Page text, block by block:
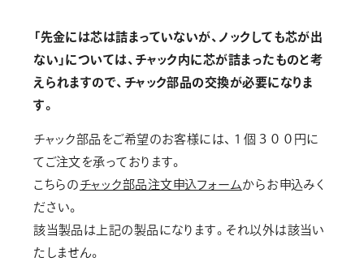
「先金には芯は詰まっていないが、ノックしても芯が出
ない」については、チャック内に芯が詰まったものと考
えられますので、チャック部品の交換が必要になりま
す。
チャック部品をご希望のお客様には、１個３００円に
てご注文を承っております。
こちらの チャック部品注文申込フォーム からお申込みく
ださい。
該当製品は上記の製品になります。それ以外は該当い
たしません。